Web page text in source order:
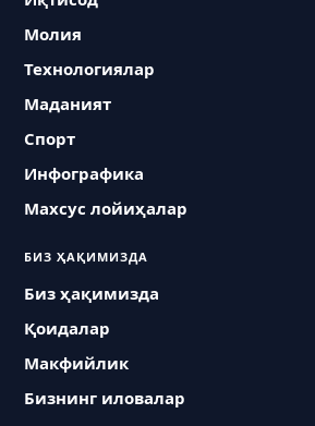
Молия
Технологиялар
Маданият
Спорт
Инфографика
Махсус лойиҳалар
БИЗ ҲАҚИМИЗДА
Биз ҳақимизда
Қоидалар
Макфийлик
Бизнинг иловалар